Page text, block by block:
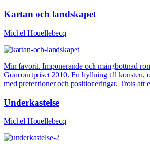
Kartan och landskapet
Michel Houellebecq
Min favorit. Imponerande och mångbottnad
Goncourtpriset 2010. En hyllning till konsten,
med pretentioner och positioneringar. Trots
Underkastelse
Michel Houellebecq